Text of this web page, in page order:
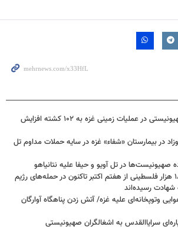
تلفات ارتش صهیونیستی در عملیات زمینی غزه به ۱۰۲ کشته افزایش
جان ۱۲ نوزاد در بیمارستان «شفاء» غزه در سایه حملات مداوم تل
صهیونیست‌ها در تل آویو و حیفا علیه نتانیاهو
اشرف القدره: ۱۸ هزار فلسطینی از هفتم اکتبر تاکنون در حمله‌های رژیم
رسیده‌اند
وتوپخانه‌ای علیه غزه/ آتش زدن پناهگاه آوارگان
سرایاالقدس به اشغالگران صهیونیستی